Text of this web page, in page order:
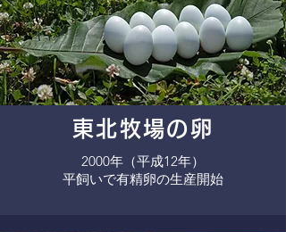
東北牧場の卵
2000年（平成12年）
​平飼いで有精卵の生産開始